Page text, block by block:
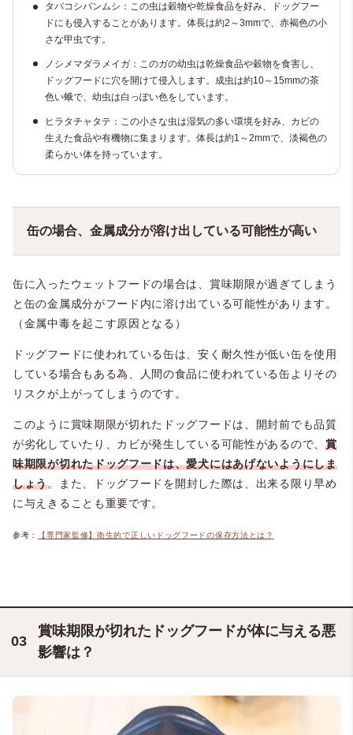
タバコシバンムシ ：この虫は穀物や乾燥食品を好み、ドッグフー
ドにも侵入することがあります。体長は約2～3mmで、赤褐色の小
さな甲虫です。
ノシメマダラメイガ ：このガの幼虫は乾燥食品や穀物を食害し、
ドッグフードに穴を開けて侵入します。成虫は約10～15mmの茶
色い蛾で、幼虫は白っぽい色をしています。
ヒラタチャタテ ：この小さな虫は湿気の多い環境を好み、カビの
生えた食品や有機物に集まります。体長は約1～2mmで、淡褐色の
柔らかい体を持っています。
缶の場合、金属成分が溶け出している可能性が高い
缶に入ったウェットフードの場合は、賞味期限が過ぎてしまう
と缶の金属成分がフード内に溶け出ている可能性があります。
（金属中毒を起こす原因となる）
ドッグフードに使われている缶は、安く耐久性が低い缶を使用
している場合もある為、人間の食品に使われている缶よりその
リスクが上がってしまうのです。
このように賞味期限が切れたドッグフードは、開封前でも品質
が劣化していたり、カビが発生している可能性があるので、 賞
味期限が切れたドッグフードは、愛犬にはあげないようにしま
しょう。また、ドッグフードを開封した際は、出来る限り早め
に与えきることも重要です。
参考： 【専門家監修】衛生的で正しいドッグフードの保存方法とは？
賞味期限が切れたドッグフードが体に与える悪
影響は？